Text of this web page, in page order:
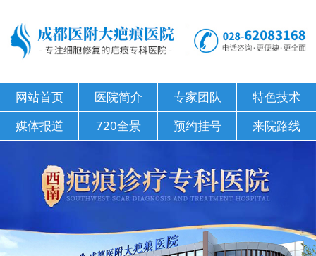
网站首页 医院简介 专家团队
特色技术
媒体报道
720全景 预约挂号 来院路线